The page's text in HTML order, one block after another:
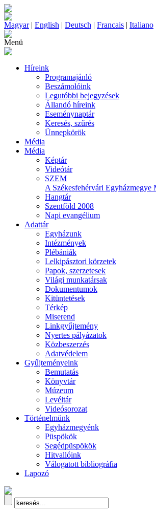
Magyar| English | Deutsch | Francais | Italiano
Menü
Híreink
Programajánló
Beszámolóink
Legutóbbi bejegyzések
Állandó híreink
Eseménynaptár
Keresés, szűrés
Ünnepkörök
Média
Média
Képtár
Videótár
SZEM
A Székesfehérvári Egyházmegye
Hangtár
Szentföld 2008
Napi evangélium
Adattár
Egyházunk
Intézmények
Plébániák
Lelkipásztori körzetek
Papok, szerzetesek
Világi munkatársak
Dokumentumok
Kitüntetések
Térkép
Miserend
Linkgyűjtemény
Nyertes pályázatok
Közbeszerzés
Adatvédelem
Gyűjteményeink
Bemutatás
Könyvtár
Múzeum
Levéltár
Videósorozat
Történelmünk
Egyházmegyénk
Püspökök
Segédpüspökök
Hitvallóink
Válogatott bibliográfia
Lapozó